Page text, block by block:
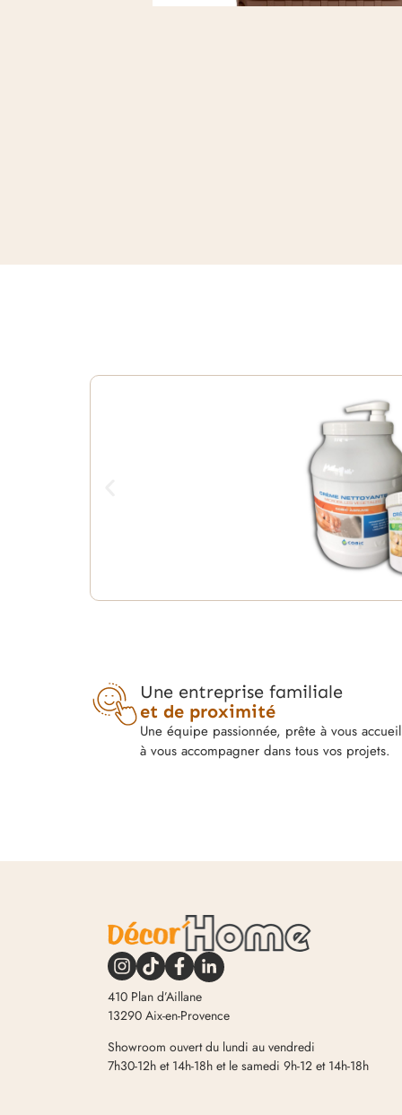
Une entreprise familiale
et de proximité
Une équipe passionnée, prête à vous
à vous accompagner dans tous vos projets.
410 Plan d’Aillane
13290 Aix-en-Provence
Showroom ouvert du lundi au vendredi
7h30-12h et 14h-18h et le samedi 9h-12 et 14h-18h